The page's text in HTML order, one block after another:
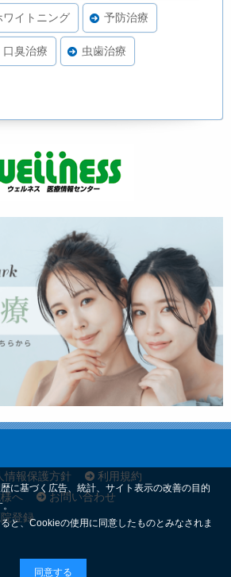
ワイトニング 予防治療
口臭治療 虫歯治療
情報保護方針
利用規約
へ
お問い合わせ
登録
に基づく広告、統計、サイト表示の改善の目的
と、Cookieの使用に同意したものとみなされま
同意する